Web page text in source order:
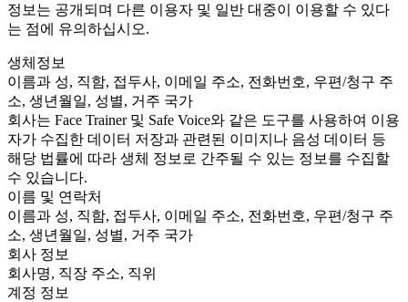
정보는 공개되며 다른 이용자 및 일반 대중이 이용할 수 있다
는 점에 유의하십시오.
생체정보
이름과 성, 직함, 접두사, 이메일 주소, 전화번호, 우편/청구 주
소, 생년월일, 성별, 거주 국가
회사는 Face Trainer 및 Safe Voice와 같은 도구를 사용하여 이용
자가 수집한 데이터 저장과 관련된 이미지나 음성 데이터 등
해당 법률에 따라 생체 정보로 간주될 수 있는 정보를 수집할
수 있습니다.
이름 및 연락처
이름과 성, 직함, 접두사, 이메일 주소, 전화번호, 우편/청구 주
소, 생년월일, 성별, 거주 국가
회사 정보
회사명, 직장 주소, 직위
계정 정보